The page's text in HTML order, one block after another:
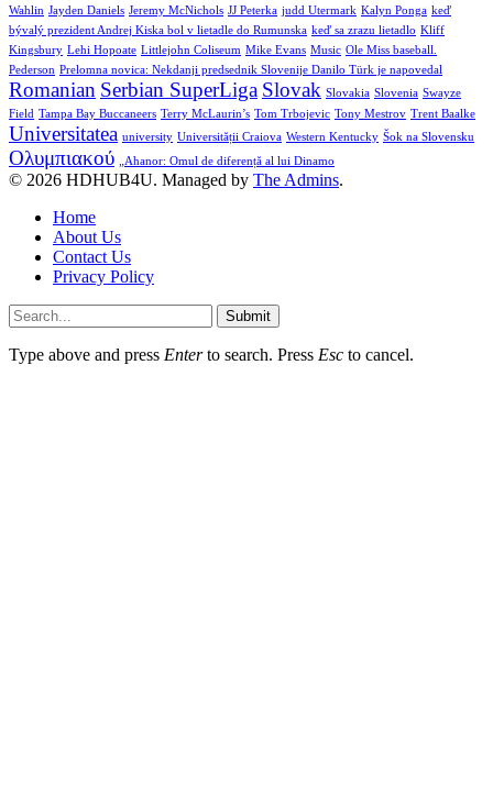
Wahlin Jayden Daniels Jeremy McNichols JJ Peterka judd Utermark Kalyn Ponga keď
bývalý prezident Andrej Kiska bol v lietadle do Rumunska keď sa zrazu lietadlo Kliff
Kingsbury Lehi Hopoate Littlejohn Coliseum Mike Evans Music Ole Miss baseball.
Pederson Prelomna novica: Nekdanji predsednik Slovenije Danilo Türk je napovedal
Romanian Serbian SuperLiga Slovak Slovakia Slovenia Swayze
Field Tampa Bay Buccaneers Terry McLaurin’s Tom Trbojevic Tony Mestrov Trent Baalke
Universitatea university Universității Craiova Western Kentucky Šok na Slovensku
Ολυμπιακού „Ahanor: Omul de diferență al lui Dinamo
© 2026 HDHUB4U. Managed by The Admins.
Home
About Us
Contact Us
Privacy Policy
Submit
Type above and press Enterto search. Press Esc to cancel.